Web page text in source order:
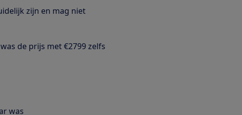
zijn en mag niet
de prijs met €2799 zelfs
was